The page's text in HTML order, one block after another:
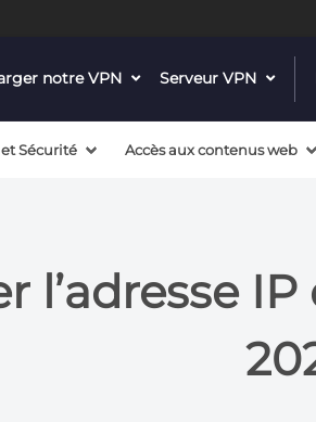
notre VPN dropdown
Serveur VPN
Sécurité Accès aux contenus web
l’adresse